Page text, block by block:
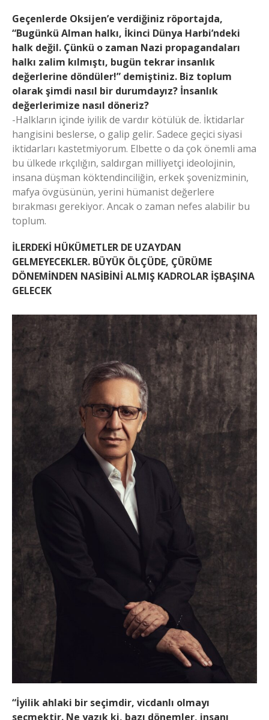
Geçenlerde Oksijen’e verdiğiniz röportajda,
“Bugünkü Alman halkı, İkinci Dünya Harbi’ndeki
halk değil. Çünkü o zaman Nazi propagandaları
halkı zalim kılmıştı, bugün tekrar insanlık
değerlerine döndüler!” demiştiniz. Biz toplum
olarak şimdi nasıl bir durumdayız? İnsanlık
değerlerimize nasıl döneriz?
-Halkların içinde iyilik de vardır kötülük de. İktidarlar
hangisini beslerse, o galip gelir. Sadece geçici siyasi
iktidarları kastetmiyorum. Elbette o da çok önemli ama
bu ülkede ırkçılığın, saldırgan milliyetçi ideolojinin,
insana düşman köktendinciliğin, erkek şovenizminin,
mafya övgüsünün, yerini hümanist değerlere
bırakması gerekiyor. Ancak o zaman nefes alabilir bu
toplum.
İLERDEKİ HÜKÜMETLER DE UZAYDAN
GELMEYECEKLER. BÜYÜK ÖLÇÜDE, ÇÜRÜME
DÖNEMİNDEN NASİBİNİ ALMIŞ KADROLAR İŞBAŞINA
GELECEK
“İyilik ahlaki bir seçimdir, vicdanlı olmayı
seçmektir. Ne yazık ki, bazı dönemler, insanı